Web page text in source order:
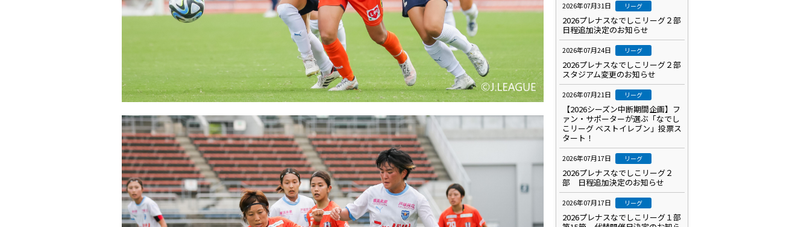
2026年07月31日 リーグ
2026プレナスなでしこリーグ２部
日程追加決定のお知らせ
2026年07月24日 リーグ
2026プレナスなでしこリーグ２部
スタジアム変更のお知らせ
2026年07月21日 リーグ
【2026シーズン中断期間企画】フ
ァン・サポーターが選ぶ「なでし
こリーグ ベストイレブン」投票ス
タート！
2026年07月17日 リーグ
2026プレナスなでしこリーグ２
部 日程追加決定のお知らせ
2026年07月17日 リーグ
2026プレナスなでしこリーグ１部